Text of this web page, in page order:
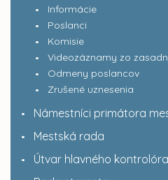
Informácie
Poslanci
Komisie
Videozáznamy zo
Odmeny poslancov
Zrušené uznesenia
Námestníci primátora
Mestská rada
Útvar hlavného kontrolóra